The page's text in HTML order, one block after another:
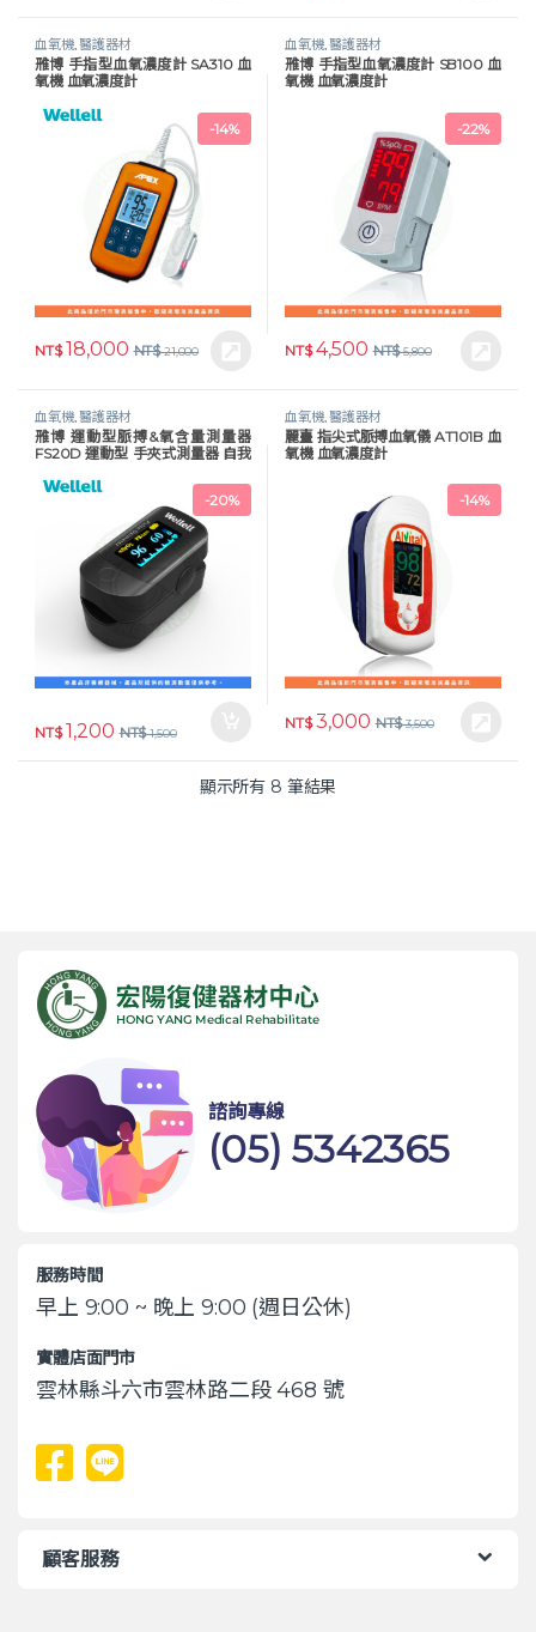
血氧機,醫護器材
雃博 手指型血氧濃度計 SA310 血
氧機 血氧濃度計
-14%
NT$18,000 NT$21,000
血氧機,醫護器材
雃博 手指型血氧濃度計 SB100 血
氧機 血氧濃度計
-22%
NT$4,500 NT$5,800
血氧機,醫護器材
雃博 運動型脈搏&氧含量測量器
FS20D 運動型 手夾式測量器 自我
-20%
NT$1,200 NT$1,500
血氧機,醫護器材
麗臺 指尖式脈搏血氧儀 AT101B 血
氧機 血氧濃度計
-14%
NT$3,000 NT$3,500
顯示所有 8 筆結果
諮詢專線
(05) 5342365
服務時間
早上 9:00 ~ 晚上 9:00 (週日公休)
實體店面門市
雲林縣斗六市雲林路二段 468 號
顧客服務